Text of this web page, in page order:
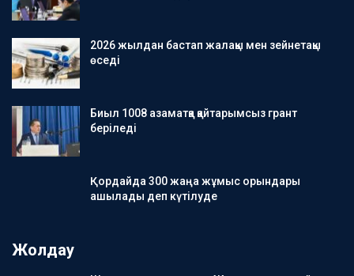
2026 жылдан бастап жалақы мен зейнетақы
өседі
Биыл 1008 азаматқа қайтарымсыз грант
беріледі
Қордайда 300 жаңа жұмыс орындары
ашылады деп күтілуде
Жолдау